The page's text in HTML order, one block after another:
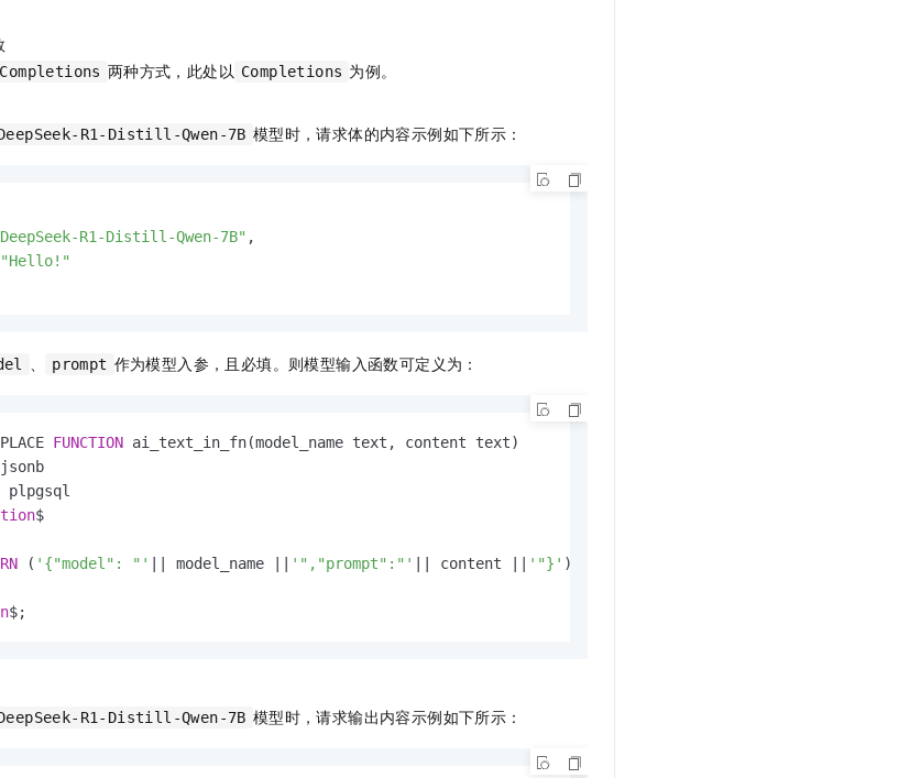
Completions 两种方式，此处以 Completions 为例。
R1-Distill-Qwen-7B 模型时，请求体的内容示例如下所示：
R1-Distill-Qwen-7B" ,
"Hello!"
prompt 作为模型入参，且必填。则模型输入函数可定义为：
FUNCTION ai_text_in_fn(model_name text, content text)
jsonb
plpgsql
$
( '{"model": "' || model_name || '","prompt":"' || content || '"}' )::jsonb;
$;
R1-Distill-Qwen-7B 模型时，请求输出内容示例如下所示：